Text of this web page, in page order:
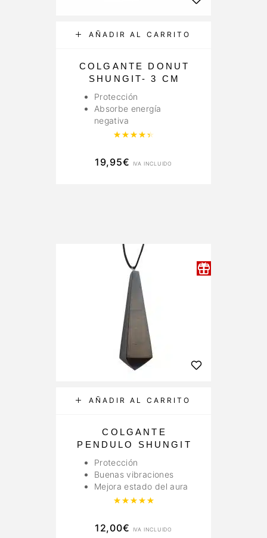
AÑADIR AL CARRITO
COLGANTE DONUT
SHUNGIT- 3 CM
Protección
Absorbe energía
negativa
Valorado con
19,95€ IVA INCLUIDO
AÑADIR AL CARRITO
COLGANTE
PENDULO SHUNGIT
Protección
Buenas vibraciones
Mejora estado del aura
Valorado con
12,00€ IVA INCLUIDO